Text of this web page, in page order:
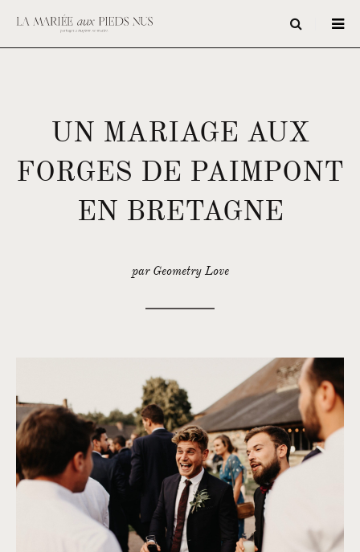
UN MARIAGE AUX
FORGES DE PAIMPONT
EN BRETAGNE
par Geometry Love